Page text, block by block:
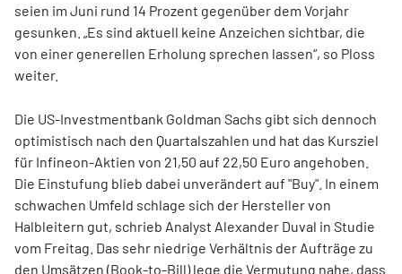
seien im Juni rund 14 Prozent gegenüber dem Vorjahr
gesunken. „Es sind aktuell keine Anzeichen sichtbar, die
von einer generellen Erholung sprechen lassen“, so Ploss
weiter.
Die US-Investmentbank Goldman Sachs gibt sich dennoch
optimistisch nach den Quartalszahlen und hat das Kursziel
für Infineon-Aktien von 21,50 auf 22,50 Euro angehoben.
Die Einstufung blieb dabei unverändert auf "Buy". In einem
schwachen Umfeld schlage sich der Hersteller von
Halbleitern gut, schrieb Analyst Alexander Duval in Studie
vom Freitag. Das sehr niedrige Verhältnis der Aufträge zu
den Umsätzen (Book-to-Bill) lege die Vermutung nahe, dass